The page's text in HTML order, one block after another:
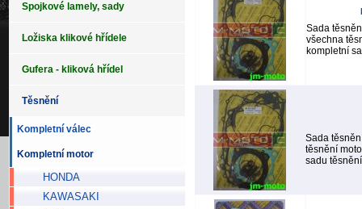
Spojkové lamely, sady
Ložiska klikové hřídele
Gufera - kliková hřídel
Těsnění
Kompletní válec
Kompletní motor
HONDA
KAWASAKI
Sada
všechna
kompletní
Sada
těsnění
sadu